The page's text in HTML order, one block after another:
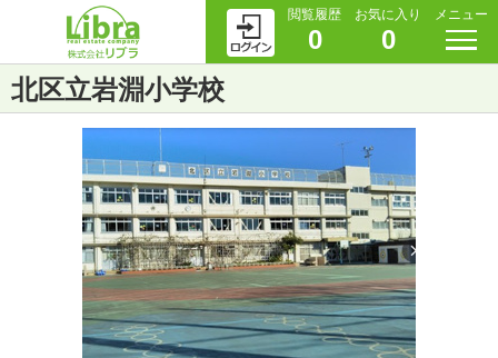
閲覧履歴
0
お気に入り
0
メニュー
北区立岩淵小学校